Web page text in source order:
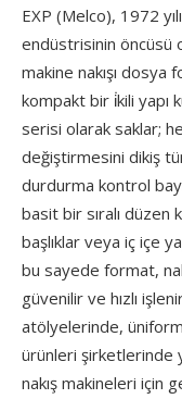
EXP (Melco), 1972
endüstrisinin öncüsü
makine nakışı dosya
kompakt bir i̇kili yapı
serisi olarak saklar;
değiştirmesini dikiş
durdurma kontrol
basit bir sıralı düzen
başlıklar veya iç içe
bu sayede format,
güvenilir ve hızlı
atölyelerinde,
ürünleri şirketlerinde
nakış makineleri için